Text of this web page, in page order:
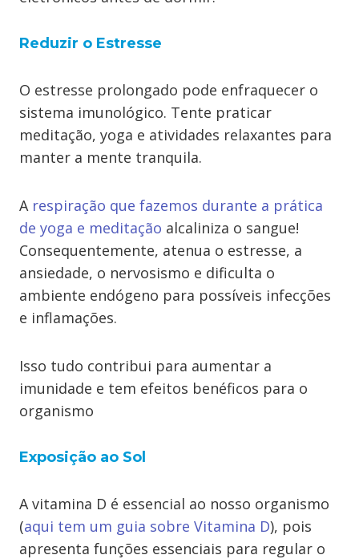
Reduzir o Estresse
O estresse prolongado pode enfraquecer o
sistema imunológico. Tente praticar
meditação, yoga e atividades relaxantes para
manter a mente tranquila.
A respiração que fazemos durante a prática
de yoga e meditação alcaliniza o sangue!
Consequentemente, atenua o estresse, a
ansiedade, o nervosismo e dificulta o
ambiente endógeno para possíveis infecções
e inflamações.
Isso tudo contribui para aumentar a
imunidade e tem efeitos benéficos para o
organismo
Exposição ao Sol
A vitamina D é essencial ao nosso organismo
(aqui tem um guia sobre Vitamina D), pois
apresenta funções essenciais para regular o